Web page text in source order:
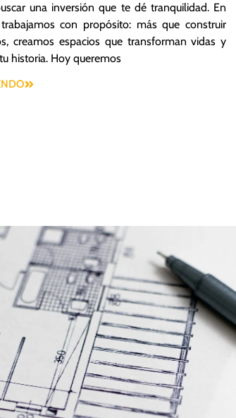
una inversión que te dé tranquilidad. En
con propósito: más que construir
creamos espacios que transforman vidas y
historia. Hoy queremos